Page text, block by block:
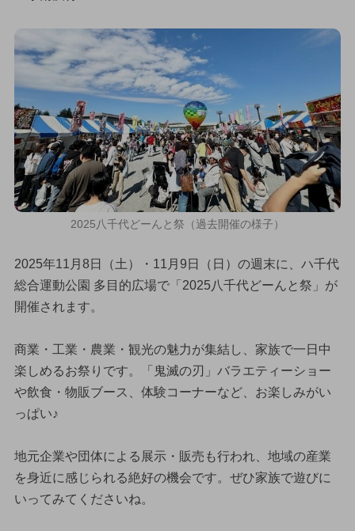
2025八千代どーんと祭（過去開催の様子）
2025年11月8日（土）・11月9日（日）の週末に、ハ千代
総合運動公園 多目的広場で「2025八千代どーんと祭」が
開催されます。
商業・工業・農業・観光の魅力が集結し、家族で一日中
楽しめるお祭りです。「鬼滅の刃」バラエティーショー
や飲食・物販ブース、体験コーナーなど、お楽しみがい
っぱい♪
地元企業や団体による展示・販売も行われ、地域の産業
を身近に感じられる絶好の機会です。ぜひ家族で遊びに
いってみてくださいね。